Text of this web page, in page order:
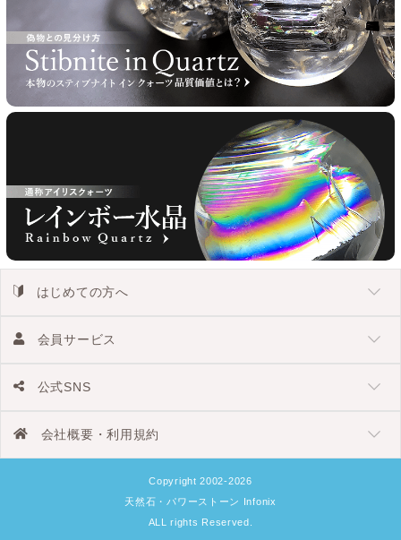
はじめての方へ
会員サービス
公式SNS
会社概要・利用規約
Copyright 2002-2026
天然石・パワーストーン Infonix
ALL rights Reserved.